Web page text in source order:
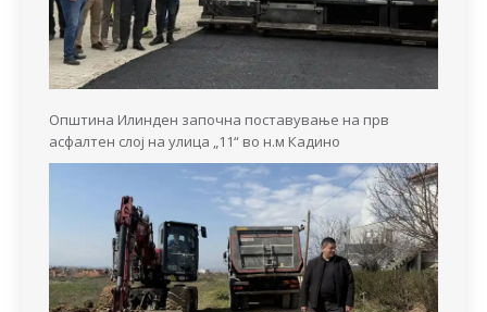
Општина Илинден започна поставување на прв
асфалтен слој на улица „11“ во н.м Кадино